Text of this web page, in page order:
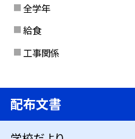
全学年
給食
工事関係
配布文書